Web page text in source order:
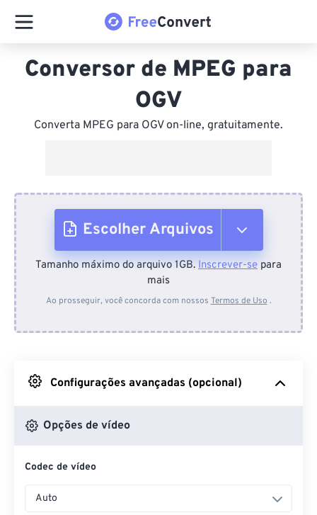
Conversor de MPEG para
OGV
Converta MPEG para OGV on-line, gratuitamente.
Escolher Arquivos
Do dispositivo
Do Google Drive
Do OneDrive
Tamanho máximo do arquivo 1GB. Inscrever-se para
mais
Ao prosseguir, você concorda com nossos Termos de Uso .
Configurações avançadas (opcional)
Opções de vídeo
Codec de vídeo
Auto